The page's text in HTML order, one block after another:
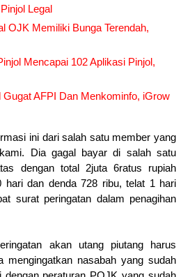
Legal
OJK Memiliki Bunga Terendah,
Mencapai 102 Aplikasi Pinjol,
Gugat AFPI Dan Menkominfo, iGrow
ini dari salah satu member yang
Dia gagal bayar di salah satu
dengan total 2juta 6ratus rupiah
hari dan denda 728 ribu, telat 1 hari
surat peringatan dalam penagihan
akan utang piutang harus
mengingatkan nasabah yang sudah